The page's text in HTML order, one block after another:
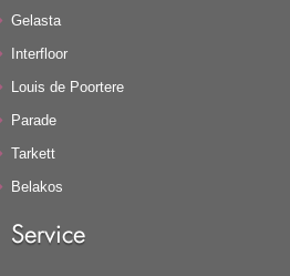
Gelasta
Interfloor
Louis de Poortere
Parade
Tarkett
Belakos
Service